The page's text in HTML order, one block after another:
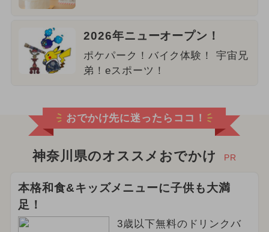
2026年ニューオープン！
ポケパーク！バイク体験！ 宇宙兄
弟！eスポーツ！
おでかけ先に迷ったらココ！
神奈川県のオススメおでかけ PR
本格和食&キッズメニューに子供も大満
足！
3歳以下無料のドリンクバ